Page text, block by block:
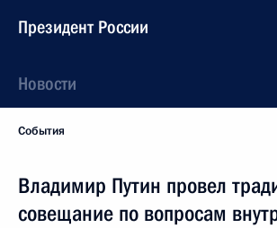
Президент России
Новости
События
Владимир Путин провел
совещание по вопросам